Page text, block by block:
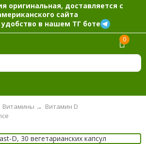
оригинальная, доставляется с
сайта
в нашем ТГ боте
0
Витамины → Витамин D